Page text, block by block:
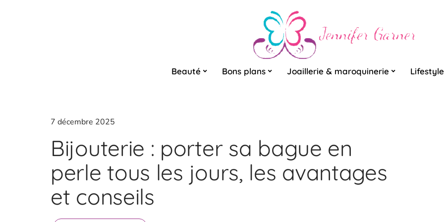
Beauté Bons plans Joaillerie & maroquinerie Lifestyle
7 décembre 2025
Bijouterie : porter sa bague en
perle tous les jours, les avantages
et conseils